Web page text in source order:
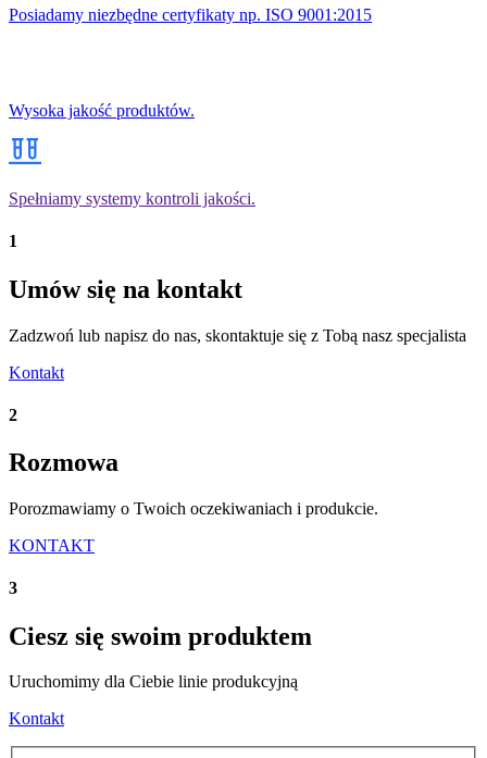
Posiadamy niezbędne certyfikaty np. ISO 9001:2015
Wysoka jakość produktów.
Spełniamy systemy kontroli jakości.
1
Umów się na kontakt
Zadzwoń lub napisz do nas, skontaktuje się z Tobą nasz specjalista
Kontakt
2
Rozmowa
Porozmawiamy o Twoich oczekiwaniach i produkcie.
KONTAKT
3
Ciesz się swoim produktem
Uruchomimy dla Ciebie linie produkcyjną
Kontakt